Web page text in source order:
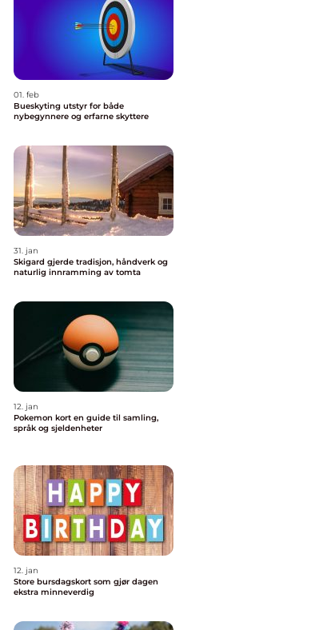
01. feb
Bueskyting utstyr for både
nybegynnere og erfarne skyttere
31. jan
Skigard gjerde tradisjon, håndverk og
naturlig innramming av tomta
12. jan
Pokemon kort en guide til samling,
språk og sjeldenheter
12. jan
Store bursdagskort som gjør dagen
ekstra minneverdig